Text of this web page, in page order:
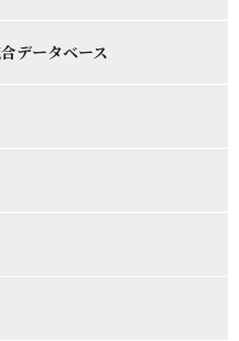
データベース